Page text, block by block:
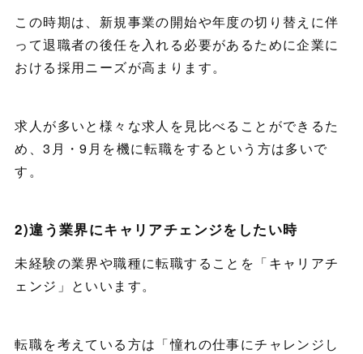
この時期は、新規事業の開始や年度の切り替えに伴
って退職者の後任を入れる必要があるために企業に
おける採用ニーズが高まります。
求人が多いと様々な求人を見比べることができるた
め、3月・9月を機に転職をするという方は多いで
す。
2)違う業界にキャリアチェンジをしたい時
未経験の業界や職種に転職することを「キャリアチ
ェンジ 」といいます。
転職を考えている方は「憧れの仕事にチャレンジし